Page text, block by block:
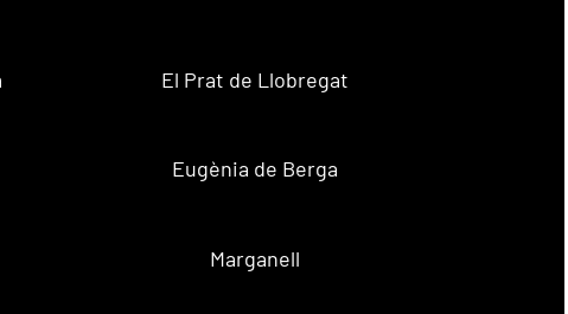
El Prat de Llobregat
Eugènia de Berga
Marganell